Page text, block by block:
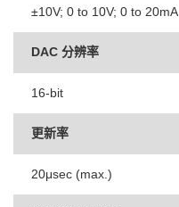
±10V; 0 to 10V; 0 to 20mA
DAC 分辨率
16-bit
更新率
20μsec (max.)